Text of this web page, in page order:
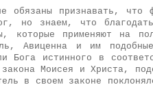
обязаны признавать, что
но знаем, что
которые применяют на
,Авиценна и им
Бога истинного в
Моисея и Христа,
в своем законе